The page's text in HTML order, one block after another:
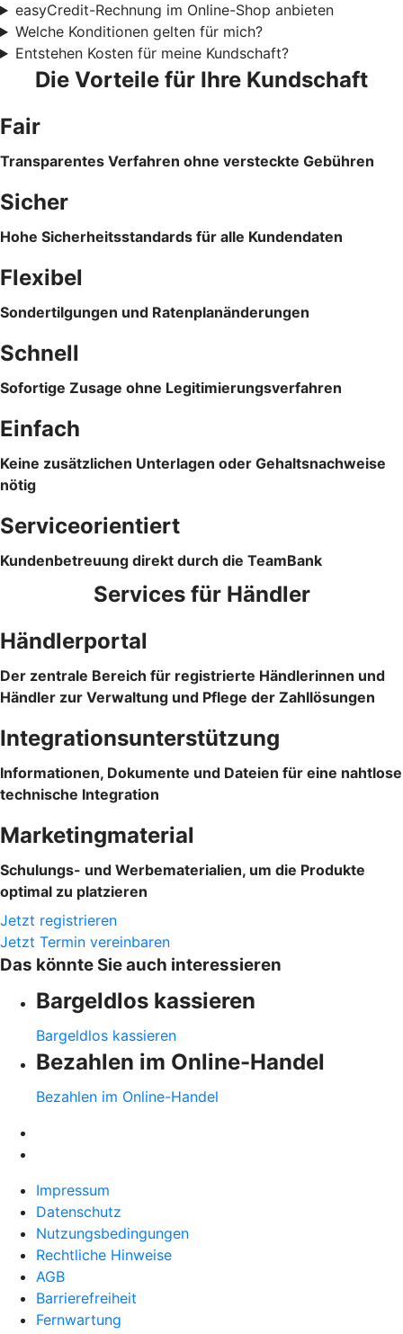
easyCredit-Rechnung im Online-Shop anbieten
Welche Konditionen gelten für mich?
Entstehen Kosten für meine Kundschaft?
Die Vorteile für Ihre Kundschaft
Fair
Transparentes Verfahren ohne versteckte Gebühren
Sicher
Hohe Sicherheitsstandards für alle Kundendaten
Flexibel
Sondertilgungen und Ratenplanänderungen
Schnell
Sofortige Zusage ohne Legitimierungsverfahren
Einfach
Keine zusätzlichen Unterlagen oder Gehaltsnachweise
nötig
Serviceorientiert
Kundenbetreuung direkt durch die TeamBank
Services für Händler
Händlerportal
Der zentrale Bereich für registrierte Händlerinnen und
Händler zur Verwaltung und Pflege der Zahllösungen
Integrationsunterstützung
Informationen, Dokumente und Dateien für eine nahtlose
technische Integration
Marketingmaterial
Schulungs- und Werbematerialien, um die Produkte
optimal zu platzieren
Jetzt registrieren
Jetzt Termin vereinbaren
Das könnte Sie auch interessieren
Bargeldlos kassieren
Bargeldlos kassieren
Bezahlen im Online-Handel
Bezahlen im Online-Handel
Impressum
Datenschutz
Nutzungsbedingungen
Rechtliche Hinweise
AGB
Barrierefreiheit
Fernwartung